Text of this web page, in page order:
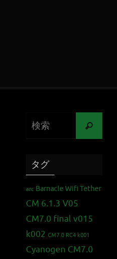
タグ
arc Barnacle Wifi Tether
CM 6.1.3 V05
CM7.0 final v015
k002 CM7.0 RC4 k001
Cyanogen CM7.0